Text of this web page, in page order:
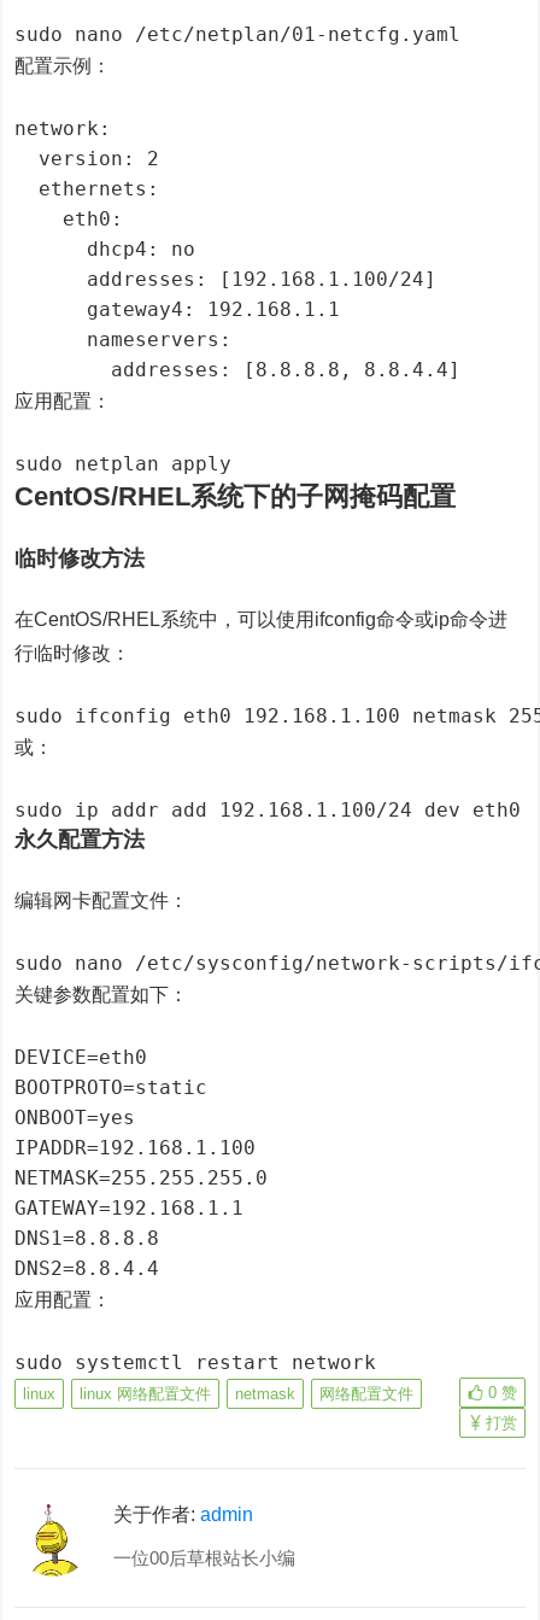
配置示例：
network:
  version: 2
  ethernets:
    eth0:
      dhcp4: no
      addresses: [192.168.1.100/24]
      gateway4: 192.168.1.1
      nameservers:
应用配置：
CentOS/RHEL系统下的子网掩码配置
临时修改方法
在CentOS/RHEL系统中，可以使用ifconfig命令或ip命令进
行临时修改：
或：
永久配置方法
编辑网卡配置文件：
关键参数配置如下：
DEVICE=eth0
BOOTPROTO=static
ONBOOT=yes
IPADDR=192.168.1.100
NETMASK=255.255.255.0
GATEWAY=192.168.1.1
DNS1=8.8.8.8
应用配置：
linux linux 网络配置文件 netmask 网络配置文件 0 赞
打赏
关于作者:admin
一位00后草根站长小编